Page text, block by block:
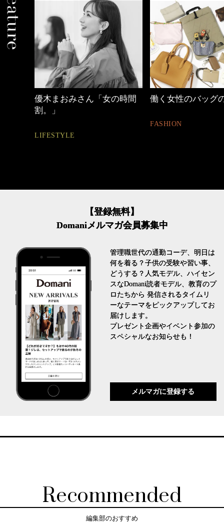
優木まおみさん「女の時間
割。」
LIFESTYLE
働く女性のバッグ
FASHION
【登録無料】
Domaniメルマガ会員募集中
管理職世代の通勤コーデ、明日は
何を着る？子供の受験や習い事、
どうする？人気モデル、ハイセン
スなDomani読者モデル、教育のプ
ロたちから 発信されるタイムリ
ーなテーマをピックアップしてお
届けします。
プレゼント企画やイベント参加の
スペシャルなお知らせも！
メルマガに登録する
Recommended
編集部のおすすめ